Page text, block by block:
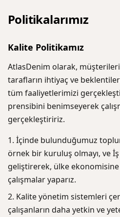
Politikalarımız
Kalite Politikamız
AtlasDenim olarak,
tarafların ihtiyaç ve
tüm faaliyetlerimizi
prensibini benimseyerek
gerçekleştiririz.
İçinde bulunduğumuz
örnek bir kuruluş olmayı, ve
geliştirerek, ülke
çalışmalar yaparız.
Kalite yönetim sistemleri
çalışanların daha yetkin ve